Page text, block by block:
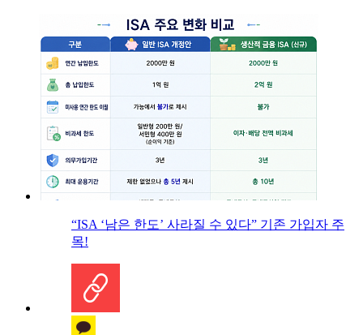
“ISA ‘남은 한도’ 사라질 수 있다” 기존 가입자 주
목!